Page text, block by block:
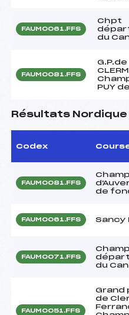
FAUM0061.FFS
Chpt
du
FAUM0081.FFS
PUY
Résultats Nordique
Codex
FAUM0081.FFS
de
FAUM0061.FFS Sancy
FAUM0071.FFS
du
FAUM0051.FFS
Grand
de